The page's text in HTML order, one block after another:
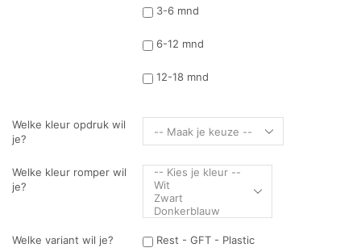
3-6 mnd
6-12 mnd
12-18 mnd
Welke kleur opdruk wil
je?
Welke kleur romper wil
je?
Welke variant wil je? Rest - GFT - Plastic